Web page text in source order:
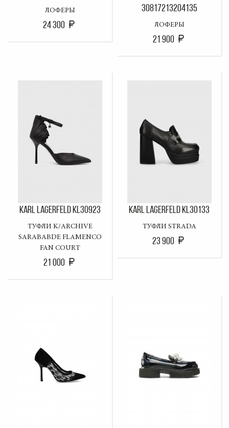
ЛОФЕРЫ
24 300
30817213204135
ЛОФЕРЫ
21 900
KARL LAGERFELD KL30923
ТУФЛИ K/ARCHIVE
SARABABDE FLAMENCO
FAN COURT
21 000
KARL LAGERFELD KL30133
ТУФЛИ STRADA
23 900